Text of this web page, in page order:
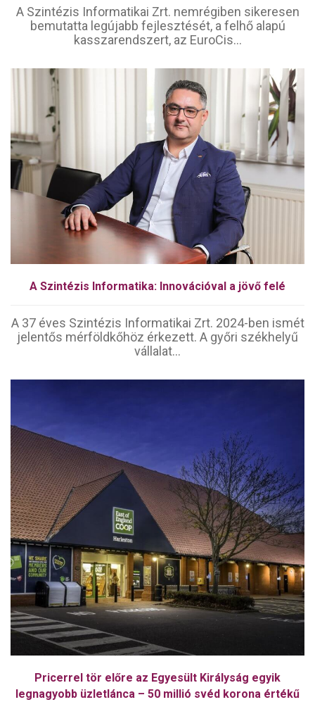
A Szintézis Informatikai Zrt. nemrégiben sikeresen
bemutatta legújabb fejlesztését, a felhő alapú
kasszarendszert, az EuroCis...
A Szintézis Informatika: Innovációval a jövő felé
A 37 éves Szintézis Informatikai Zrt. 2024-ben ismét
jelentős mérföldkőhöz érkezett. A győri székhelyű
vállalat...
Pricerrel tör előre az Egyesült Királyság egyik
legnagyobb üzletlánca – 50 millió svéd korona értékű